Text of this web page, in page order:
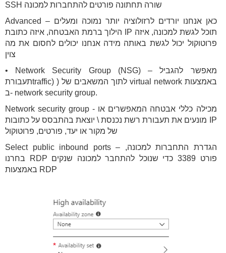
SSH שורה תחתונה פורטים להתחברות למכונה
Advanced – כאן אנחנו יורדים לרזולוציה יותר נמוכה ומעלים
הילוך ברמת האבטחה, איזה כתובת IP תוכל לגשת למכונה, איזה
פרוטוקול יכול לגשת באותה מידה אנחנו יכולים לחסום את מה
צוין
• Network Security Group (NSG) – מאפשר להגביל
תעבורתtraffic) ) לתוך המשאבים של virtual network באמצעות
ב- network security group.
Network security group - מכילה כללי אבטחה המאפשרים או
מונעים את תעבורת רשת נכנסת \ יוצאת בהתבסס על כתובות IP
של מקור או יעד, פורטים, פרוטוקול
Select public inbound ports – הגדרת התחברות למכונה,
בחרנו RDP פורט 3389 כדי שנוכל להתחבר למכונה שנקים
באמצעות RDP